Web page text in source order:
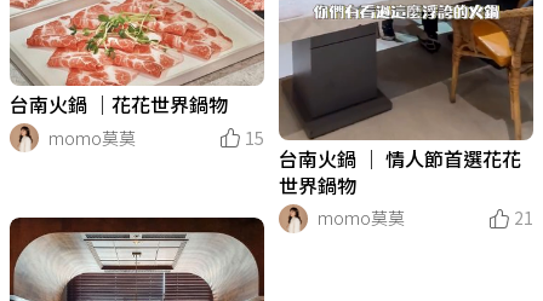
台南火鍋 ｜ 情人節首選花花
世界鍋物
momo莫莫
21
台南火鍋 ｜花花世界鍋物
momo莫莫
15